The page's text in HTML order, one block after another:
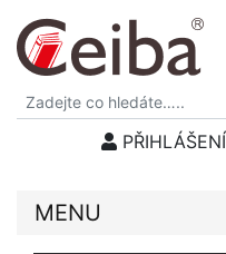
PŘIHLÁŠENÍ
MENU